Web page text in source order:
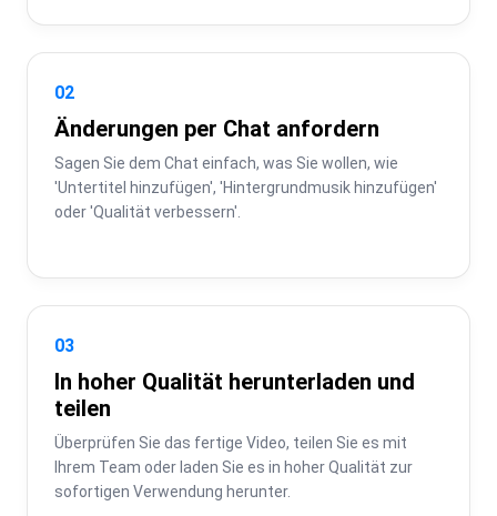
02
Änderungen per Chat anfordern
Sagen Sie dem Chat einfach, was Sie wollen, wie
'Untertitel hinzufügen', 'Hintergrundmusik hinzufügen'
oder 'Qualität verbessern'.
03
In hoher Qualität herunterladen und
teilen
Überprüfen Sie das fertige Video, teilen Sie es mit
Ihrem Team oder laden Sie es in hoher Qualität zur
sofortigen Verwendung herunter.